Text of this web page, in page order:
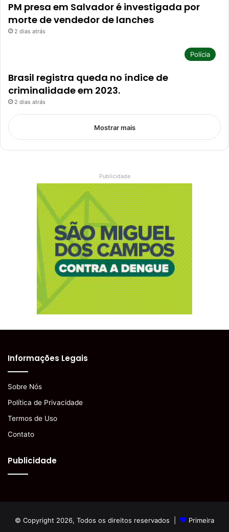
PM presa em Salvador é investigada por
morte de vendedor de lanches
2 dias atrás
Polícia
Brasil registra queda no índice de
criminalidade em 2023.
2 dias atrás
Mostrar mais
Publicidade
Informações Legais
Sobre Nós
Política de Privacidade
Termos de Uso
Contato
Publicidade
© Copyright 2026, Todos os direitos reservados | Primeira